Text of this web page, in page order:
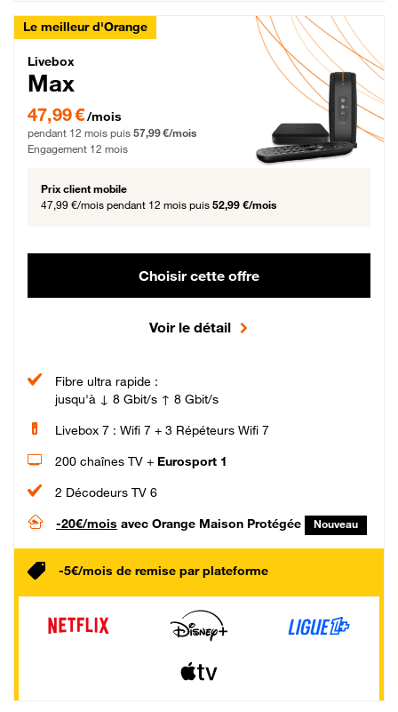
Le meilleur d'Orange
Livebox Max Fibre
Livebox
Max
47,99 € par mois pendant 12 mois puis 57,99 € par mois, Engagement 12 mois
47,99 €/mois
pendant 12 mois puis 57,99 €/mois
Engagement 12 mois
Prix client mobile
47,99 €/mois pendant 12 mois puis 52,99 €/mois
Choisir cette offre
Voir le détail
Fibre ultra rapide :
jusqu'à ↓ 8 Gbit/s ↑ 8 Gbit/s
Livebox 7 : Wifi 7 + 3 Répéteurs Wifi 7
200 chaînes TV + Eurosport 1
2 Décodeurs TV 6
-20€/mois avec Orange Maison Protégée Nouveau
-5€/mois de remise par plateforme